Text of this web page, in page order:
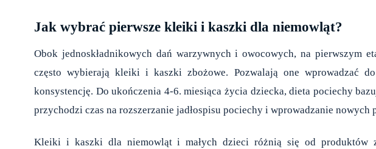
Jak wybrać pierwsze kleiki i kaszki dla niemowląt?
Obok jednoskładnikowych dań warzywnych i owocowych, na pierwszym
często wybierająkleiki i kaszki zbożowe. Pozwalają one wprowadzać
konsystencję. Do ukończenia 4-6. miesiąca życia dziecka, dieta pociechy
przychodzi czas na rozszerzanie jadłospisu pociechy i wprowadzanie
Kleiki i kaszki dla niemowląt i małych dzieci różnią się od produktów